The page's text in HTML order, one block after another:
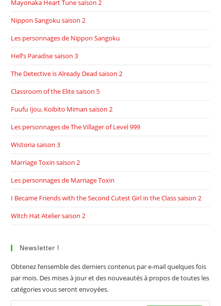
Mayonaka Heart Tune saison 2
Nippon Sangoku saison 2
Les personnages de Nippon Sangoku
Hell’s Paradise saison 3
The Detective is Already Dead saison 2
Classroom of the Elite saison 5
Fuufu Ijou, Koibito Miman saison 2
Les personnages de The Villager of Level 999
Wistoria saison 3
Marriage Toxin saison 2
Les personnages de Marriage Toxin
I Became Friends with the Second Cutest Girl in the Class saison 2
Witch Hat Atelier saison 2
Newsletter !
Obtenez l’ensemble des derniers contenus par e-mail quelques fois
par mois. Des mises à jour et des nouveautés à propos de toutes les
catégories vous seront envoyées.